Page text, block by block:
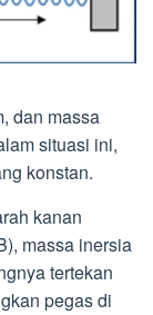
dan massa
situasi ini,
konstan.
kanan
massa inersia
tertekan
pegas di